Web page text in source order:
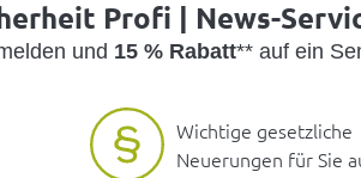
Profi | News-
und 15 % Rabatt** auf ein
Wichtige gesetzliche
Neuerungen für Sie